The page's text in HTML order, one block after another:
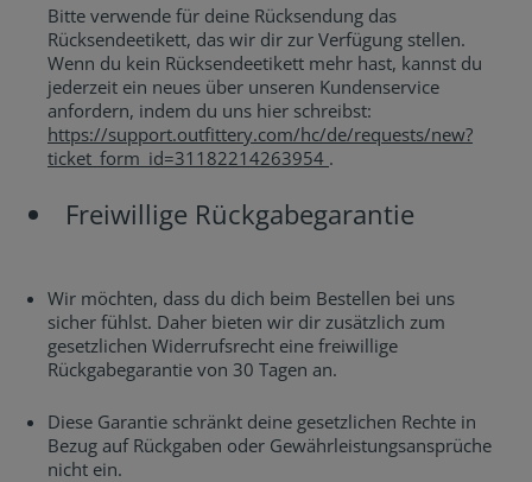
Bitte verwende für deine Rücksendung das
Rücksendeetikett, das wir dir zur Verfügung stellen.
Wenn du kein Rücksendeetikett mehr hast, kannst du
jederzeit ein neues über unseren Kundenservice
anfordern, indem du uns hier schreibst:
https://support.outfittery.com/hc/de/requests/new?
ticket_form_id=31182214263954 .
Freiwillige Rückgabegarantie
Wir möchten, dass du dich beim Bestellen bei uns
sicher fühlst. Daher bieten wir dir zusätzlich zum
gesetzlichen Widerrufsrecht eine freiwillige
Rückgabegarantie von 30 Tagen an.
Diese Garantie schränkt deine gesetzlichen Rechte in
Bezug auf Rückgaben oder Gewährleistungsansprüche
nicht ein.